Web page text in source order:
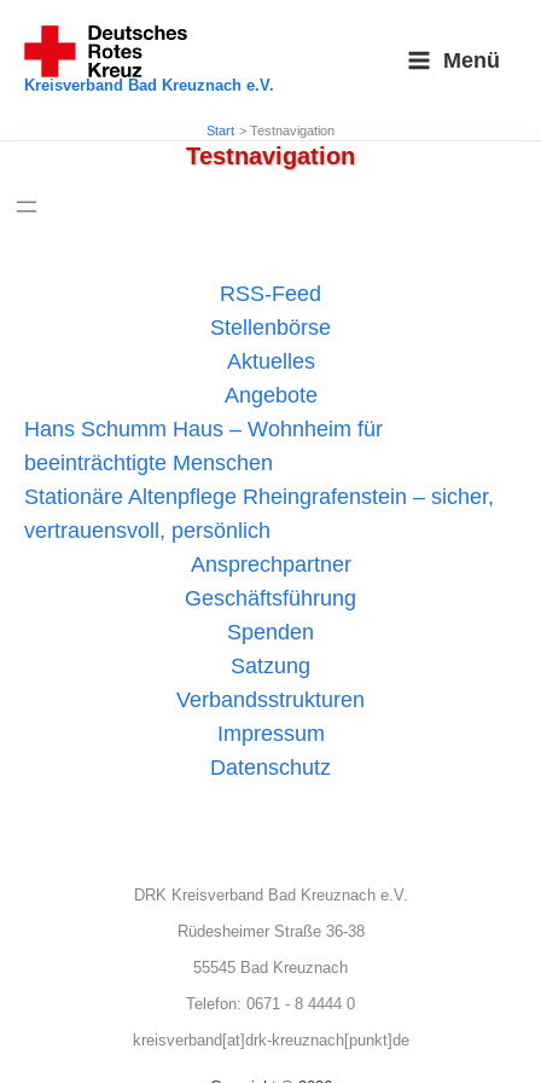
Inhalt
springen
Kreisverband Bad Kreuznach e.V.
Menü
Start Testnavigation
Testnavigation
RSS-Feed
Stellenbörse
Aktuelles
Angebote
Hans Schumm Haus – Wohnheim für
beeinträchtigte Menschen
Stationäre Altenpflege Rheingrafenstein – sicher,
vertrauensvoll, persönlich
Ansprechpartner
Geschäftsführung
Spenden
Satzung
Verbandsstrukturen
Impressum
Datenschutz
DRK Kreisverband Bad Kreuznach e.V.
Rüdesheimer Straße 36-38
55545 Bad Kreuznach
Telefon: 0671 - 8 4444 0
kreisverband[at]drk-kreuznach[punkt]de